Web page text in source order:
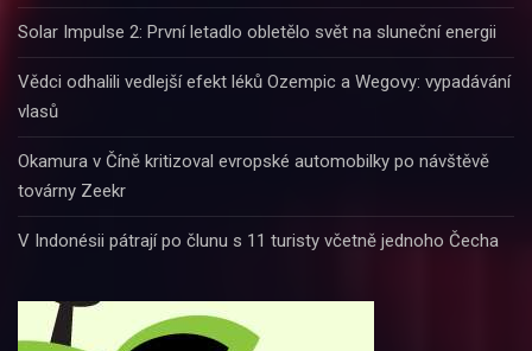
Solar Impulse 2: První letadlo obletělo svět na sluneční energii
Vědci odhalili vedlejší efekt léků Ozempic a Wegovy: vypadávání
vlasů
Okamura v Číně kritizoval evropské automobilky po návštěvě
továrny Zeekr
V Indonésii pátrají po člunu s 11 turisty včetně jednoho Čecha